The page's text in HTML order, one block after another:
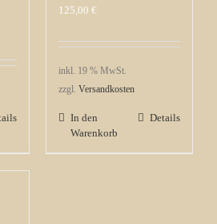
125,00 €
inkl. 19 % MwSt.
zzgl. Versandkosten
In den
Warenkorb
Details